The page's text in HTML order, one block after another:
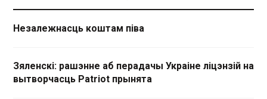
Незалежнасць коштам піва
Зяленскі: рашэнне аб перадачы Украіне ліцэнзій на
вытворчасць Patriot прынята